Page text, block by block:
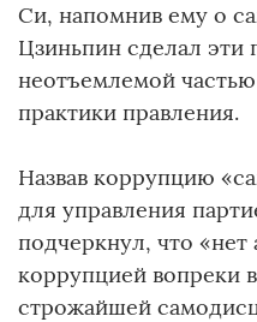
Си, напомнив ему о
Цзиньпин сделал эти
неотъемлемой
практики правления.
Назвав коррупцию
для управления
подчеркнул, что «нет
коррупцией вопреки
строжайшей